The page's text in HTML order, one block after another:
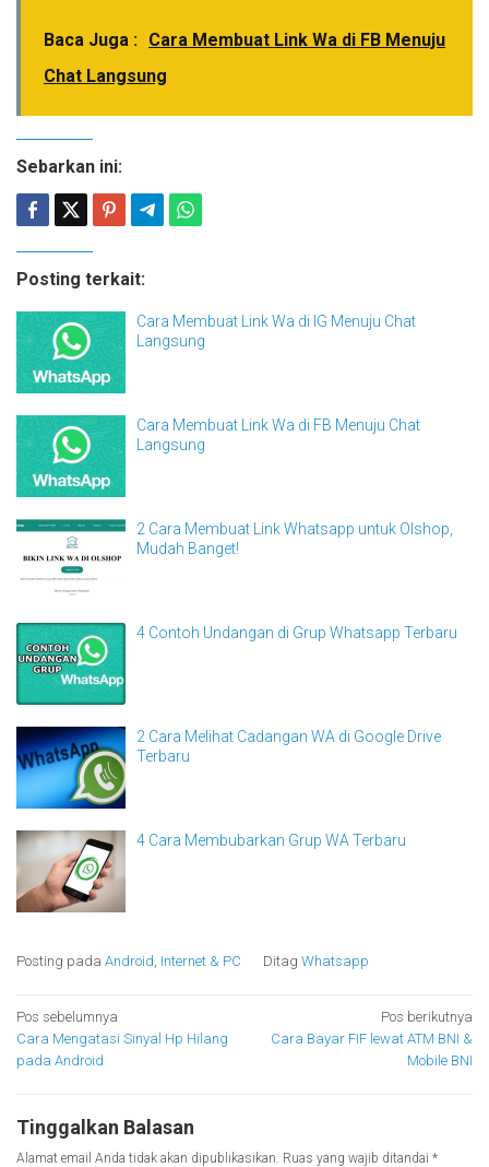
Baca Juga : Cara Membuat Link Wa di FB Menuju
Chat Langsung
Sebarkan ini:
Posting terkait:
Cara Membuat Link Wa di IG Menuju Chat
Langsung
Cara Membuat Link Wa di FB Menuju Chat
Langsung
2 Cara Membuat Link Whatsapp untuk Olshop,
Mudah Banget!
4 Contoh Undangan di Grup Whatsapp Terbaru
2 Cara Melihat Cadangan WA di Google Drive
Terbaru
4 Cara Membubarkan Grup WA Terbaru
Posting pada Android, Internet & PC Ditag Whatsapp
Navigasi
pos
Pos sebelumnya
Cara Mengatasi Sinyal Hp Hilang
pada Android
Pos berikutnya
Cara Bayar FIF lewat ATM BNI &
Mobile BNI
Tinggalkan Balasan
Alamat email Anda tidak akan dipublikasikan. Ruas yang wajib ditandai *